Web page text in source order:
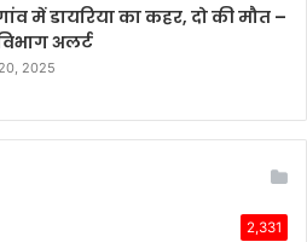
में डायरिया का कहर, दो की मौत –
अलर्ट
2025
2,331